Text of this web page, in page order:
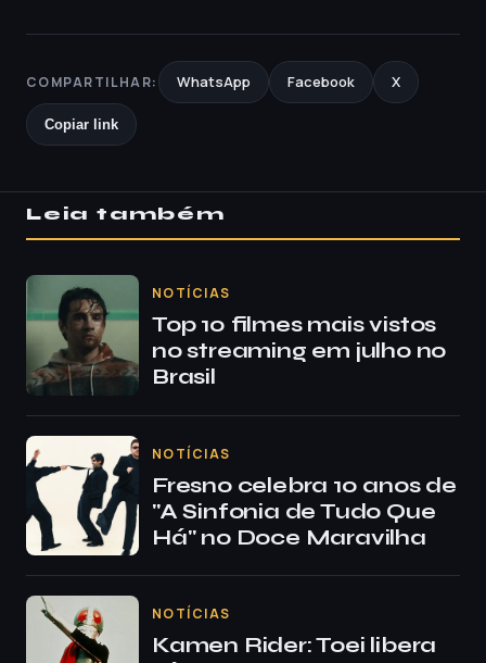
COMPARTILHAR: WhatsApp Facebook X
Copiar link
Leia também
NOTÍCIAS
Top 10 filmes mais vistos
no streaming em julho no
Brasil
NOTÍCIAS
Fresno celebra 10 anos de
"A Sinfonia de Tudo Que
Há" no Doce Maravilha
NOTÍCIAS
Kamen Rider: Toei libera